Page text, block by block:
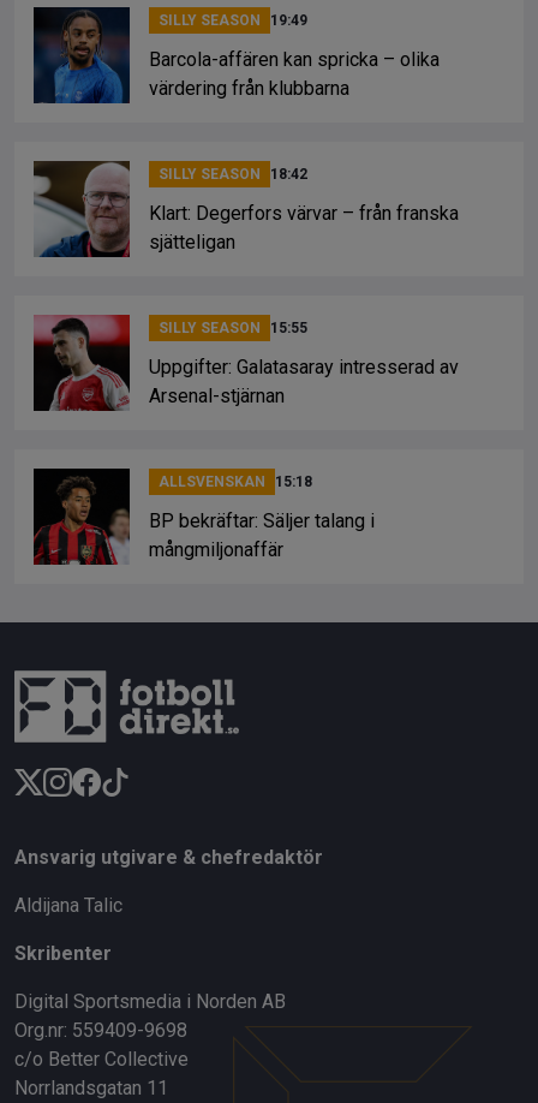
SILLY SEASON 19:49
Barcola-affären kan spricka – olika
värdering från klubbarna
SILLY SEASON 18:42
Klart: Degerfors värvar – från franska
sjätteligan
SILLY SEASON 15:55
Uppgifter: Galatasaray intresserad av
Arsenal-stjärnan
ALLSVENSKAN 15:18
BP bekräftar: Säljer talang i
mångmiljonaffär
Ansvarig utgivare & chefredaktör
Aldijana Talic
Skribenter
Digital Sportsmedia i Norden AB
Org.nr: 559409-9698
c/o Better Collective
Norrlandsgatan 11